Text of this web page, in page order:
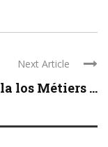
Next Article
los Métiers ...